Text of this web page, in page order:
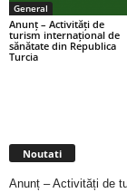
General
Anunț – Activități de
turism internațional de
sănătate din Republica
Turcia
Noutati
Anunț – Activități de